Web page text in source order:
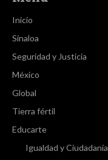
Inicio
Sinaloa
Seguridad y Justicia
México
Global
Tierra fértil
Educarte
Igualdad y Ciudadanía